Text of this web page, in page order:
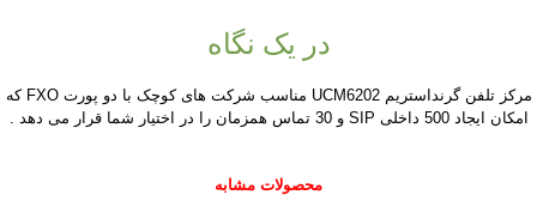
در یک نگاه
مرکز تلفن گرنداستریم UCM6202 مناسب شرکت های کوچک با دو پورت FXO که
امکان ایجاد 500 داخلی SIP و 30 تماس همزمان را در اختیار شما قرار می دهد .
محصولات مشابه